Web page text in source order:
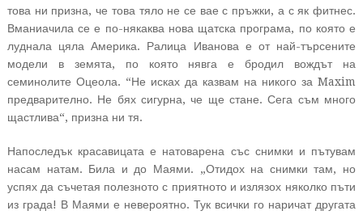
това ни призна, че това тяло не се вае с пръжки, а с як фитнес.
Вманиачила се е по-някаква нова щатска програма, по която е
луднала цяла Америка. Ралица Иванова е от най-търсените
модели в земята, по която нявга е бродил вождът на
семинолите Оцеола. “Не исках да казвам на никого за Maxim
предварително. Не бях сигурна, че ще стане. Сега съм много
щастлива“, призна ни тя.
Напоследък красавицата е натоварена със снимки и пътувам
насам натам. Била и до Маями. „Отидох на снимки там, но
успях да съчетая полезното с приятното и излязох няколко пъти
из града! В Маями е невероятно. Тук всички го наричат другата